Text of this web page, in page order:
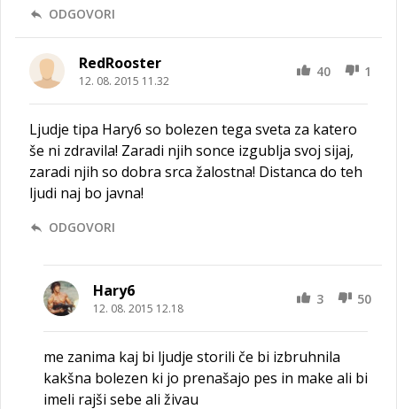
ODGOVORI
RedRooster
12. 08. 2015 11.32
40 1
Ljudje tipa Hary6 so bolezen tega sveta za katero
še ni zdravila! Zaradi njih sonce izgublja svoj sijaj,
zaradi njih so dobra srca žalostna! Distanca do teh
ljudi naj bo javna!
ODGOVORI
Hary6
12. 08. 2015 12.18
3 50
me zanima kaj bi ljudje storili če bi izbruhnila
kakšna bolezen ki jo prenašajo pes in make ali bi
imeli rajši sebe ali živau